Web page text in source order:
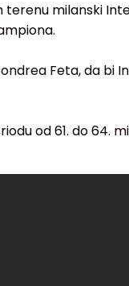
milanski
Feta, da bi
od 61. do 64.